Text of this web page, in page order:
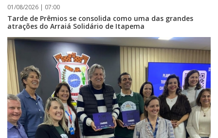
07/08/2026 | 07:00
Prefeitura de Itapema segue com credenciamento aberto para artistas e
produtores culturais
ITAPEMA
01/08/2026 | 07:00
Tarde de Prêmios se consolida como uma das grandes
atrações do Arraiá Solidário de Itapema